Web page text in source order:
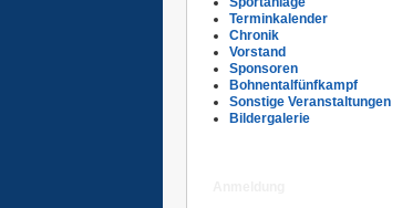
Terminkalender
Chronik
Vorstand
Sponsoren
Bohnentalfünfkampf
Sonstige Veranstaltungen
Bildergalerie